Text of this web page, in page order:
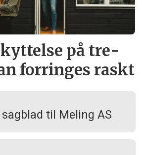
på tre­
forringes raskt
sagblad til Meling AS